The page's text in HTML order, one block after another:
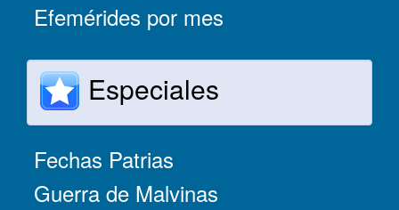
Efemérides por mes
Especiales
Fechas Patrias
Guerra de Malvinas